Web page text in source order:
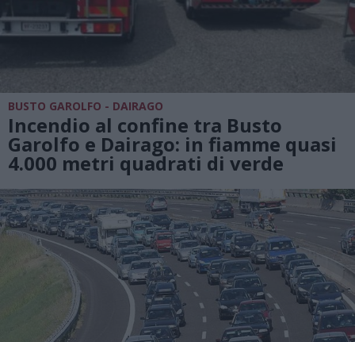
BUSTO GAROLFO - DAIRAGO
Incendio al confine tra Busto
Garolfo e Dairago: in fiamme quasi
4.000 metri quadrati di verde